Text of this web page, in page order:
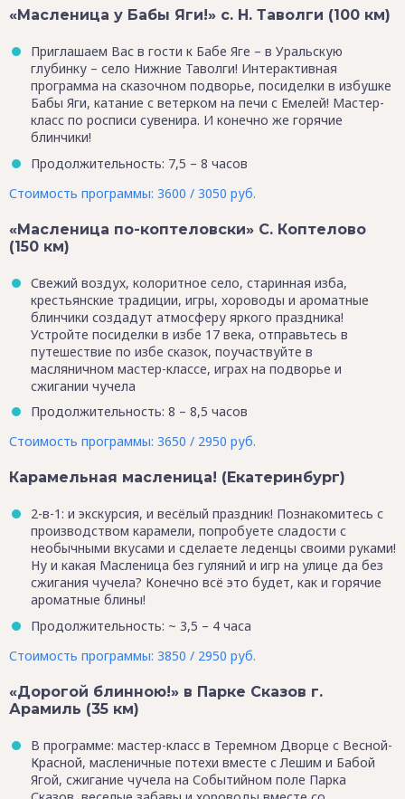
«Масленица у Бабы Яги!» с. Н. Таволги (100 км)
Приглашаем Вас в гости к Бабе Яге – в Уральскую
глубинку – село Нижние Таволги! Интерактивная
программа на сказочном подворье, посиделки в избушке
Бабы Яги, катание с ветерком на печи с Емелей! Мастер-
класс по росписи сувенира. И конечно же горячие
блинчики!
Продолжительность: 7,5 – 8 часов
Стоимость программы: 3600 / 3050 руб.
«Масленица по-коптеловски» С. Коптелово
(150 км)
Свежий воздух, колоритное село, старинная изба,
крестьянские традиции, игры, хороводы и ароматные
блинчики создадут атмосферу яркого праздника!
Устройте посиделки в избе 17 века, отправьтесь в
путешествие по избе сказок, поучаствуйте в
масляничном мастер-классе, играх на подворье и
сжигании чучела
Продолжительность: 8 – 8,5 часов
Стоимость программы: 3650 / 2950 руб.
Карамельная масленица! (Екатеринбург)
2-в-1: и экскурсия, и весёлый праздник! Познакомитесь с
производством карамели, попробуете сладости с
необычными вкусами и сделаете леденцы своими руками!
Ну и какая Масленица без гуляний и игр на улице да без
сжигания чучела? Конечно всё это будет, как и горячие
ароматные блины!
Продолжительность: ~ 3,5 – 4 часа
Стоимость программы: 3850 / 2950 руб.
«Дорогой блинною!» в Парке Сказов г.
Арамиль (35 км)
В программе: мастер-класс в Теремном Дворце с Весной-
Красной, масленичные потехи вместе с Лешим и Бабой
Ягой, сжигание чучела на Событийном поле Парка